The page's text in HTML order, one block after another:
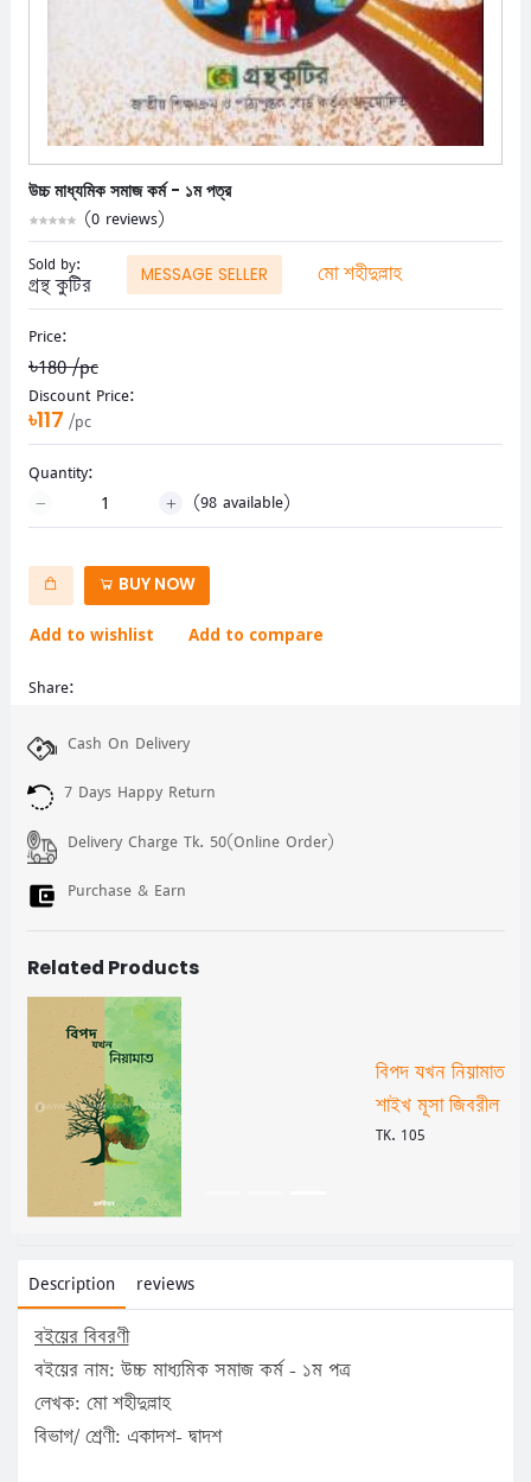
উচ্চ মাধ্যমিক সমাজ কর্ম - ১ম পত্র
(0 reviews)
Sold by:
গ্রন্থ কুটির MESSAGE SELLER মো শহীদুল্লাহ
Price:
৳180/pc
Discount Price:
৳117 /pc
Quantity:
(98 available)
BUY NOW
Add to wishlist Add to compare
Share:
Cash On Delivery
7 Days Happy Return
Delivery Charge Tk. 50(Online Order)
Purchase & Earn
Related Products
বিপদ যখন নিয়ামাত
শাইখ মূসা জিবরীল
TK. 105
Description reviews
বইয়ের বিবরণী
বইয়ের নাম: উচ্চ মাধ্যমিক সমাজ কর্ম - ১ম পত্র
লেখক: মো শহীদুল্লাহ
বিভাগ/ শ্রেণী: একাদশ- দ্বাদশ